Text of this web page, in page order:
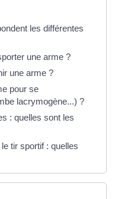
les différentes
une arme ?
une arme ?
pour se
lacrymogène...) ?
: quelles sont les
tir sportif : quelles